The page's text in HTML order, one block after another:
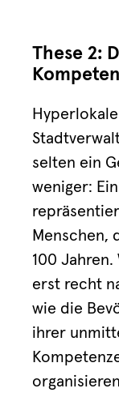
These 2:
selten ein
weniger:
Menschen,
100
erst recht
wie die
ihrer